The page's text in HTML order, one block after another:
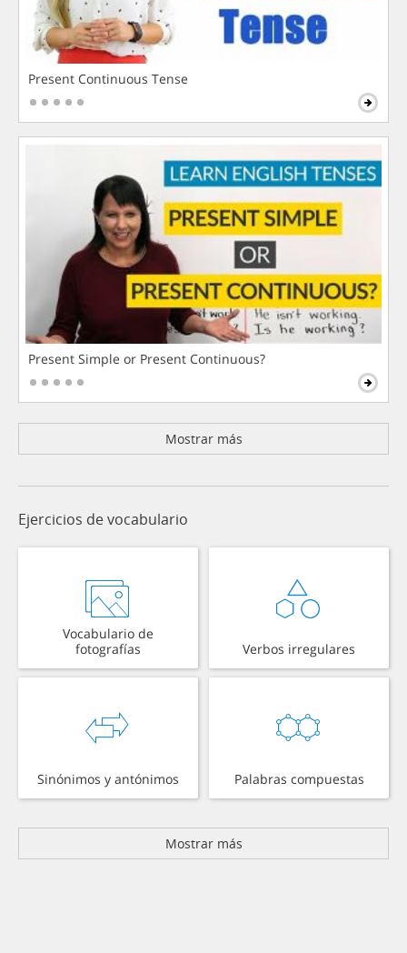
Present Continuous Tense
Present Simple or Present Continuous?
Mostrar más
Ejercicios de vocabulario
Vocabulario de
fotografías
Verbos irregulares
Sinónimos y antónimos Palabras compuestas
Mostrar más